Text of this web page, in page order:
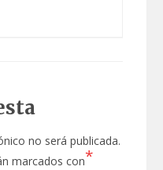
no será publicada.
marcados con*